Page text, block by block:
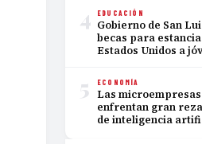
4 EDUCACIÓN
Gobierno de San
becas para
Estados Unidos a
5 ECONOMÍA
Las
enfrentan gran
de inteligencia